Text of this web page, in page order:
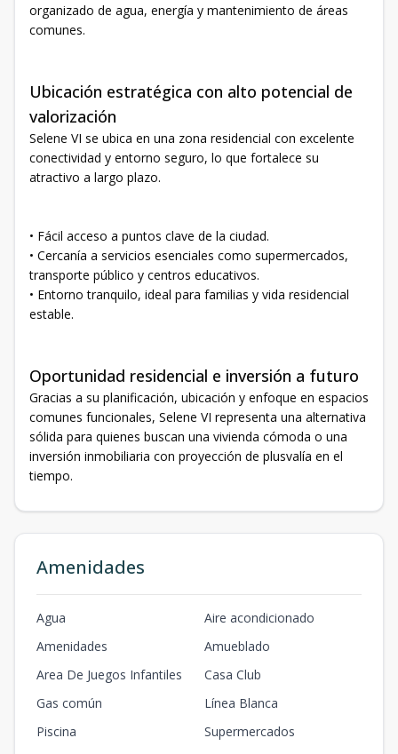
organizado de agua, energía y mantenimiento de áreas
comunes.
Ubicación estratégica con alto potencial de
valorización
Selene VI se ubica en una zona residencial con excelente
conectividad y entorno seguro, lo que fortalece su
atractivo a largo plazo.
• Fácil acceso a puntos clave de la ciudad.
• Cercanía a servicios esenciales como supermercados,
transporte público y centros educativos.
• Entorno tranquilo, ideal para familias y vida residencial
estable.
Oportunidad residencial e inversión a futuro
Gracias a su planificación, ubicación y enfoque en espacios
comunes funcionales, Selene VI representa una alternativa
sólida para quienes buscan una vivienda cómoda o una
inversión inmobiliaria con proyección de plusvalía en el
tiempo.
Amenidades
Agua
Aire acondicionado
Amenidades
Amueblado
Area De Juegos Infantiles
Casa Club
Gas común
Línea Blanca
Piscina
Supermercados